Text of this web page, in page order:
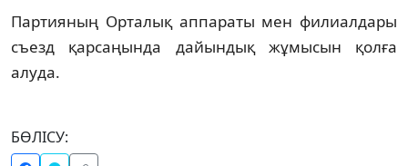
Партияның Орталық аппараты мен филиалдары
съезд қарсаңында дайындық жұмысын қолға
алуда.
БӨЛІСУ: